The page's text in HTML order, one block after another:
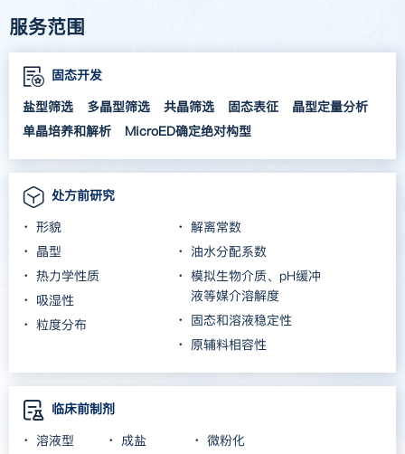
服务范围
固态开发
盐型筛选
多晶型筛选 共晶筛选 固态表征
晶型定量分析
单晶培养和解析
MicroED确定绝对构型
处方前研究
形貌
晶型
热力学性质
吸湿性
粒度分布
解离常数
油水分配系数
模拟生物介质、pH缓冲
液等媒介溶解度
固态和溶液稳定性
原辅料相容性
临床前制剂
溶液型
成盐
微粉化